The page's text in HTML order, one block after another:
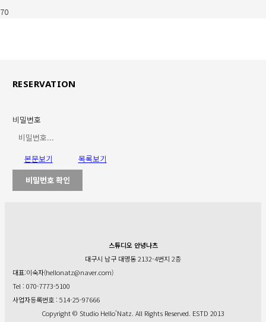
RESERVATION
비밀번호
본문보기
목록보기
비밀번호 확인
스튜디오 안녕나츠
대구시 남구 대명동 2132-4번지 2층
대표:이숙자(hellonatz@naver.com)
Tel : 070-7773-5100
사업자등록번호 : 514-25-97666
Copyright © Studio Hello’Natz. All Rights Reserved. ESTD 2013